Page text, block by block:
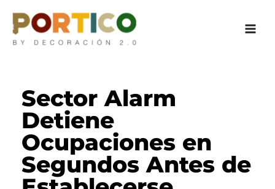
contenido
Sector Alarm
Detiene
Ocupaciones en
Segundos Antes de